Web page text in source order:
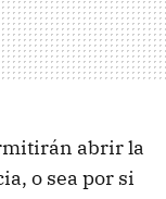
abrir la
o sea por si